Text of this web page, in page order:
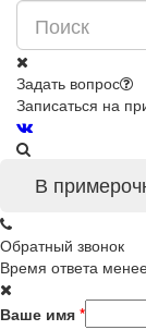
Задать вопрос
Записаться на
В
Обратный звонок
Время ответа
Ваше имя *